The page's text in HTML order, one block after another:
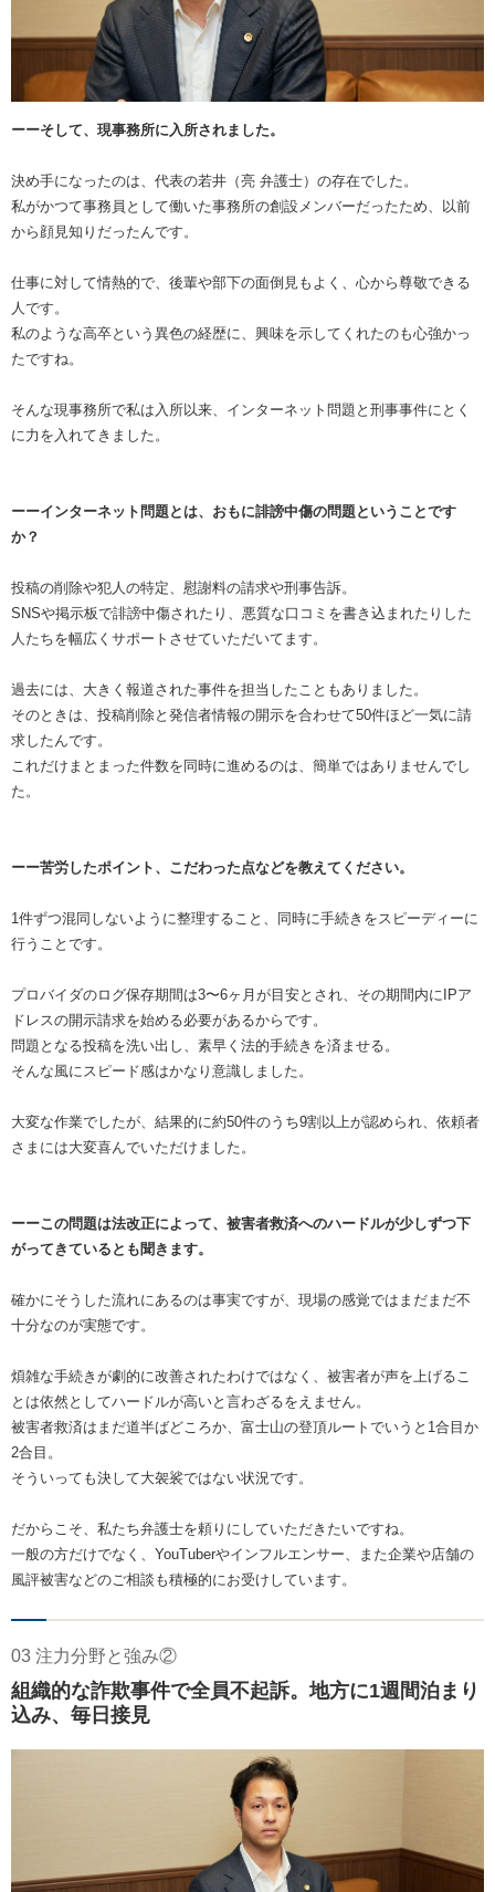
ーーそして、現事務所に入所されました。
決め手になったのは、代表の若井（亮 弁護士）の存在でした。
私がかつて事務員として働いた事務所の創設メンバーだったため、以前
から顔見知りだったんです。
仕事に対して情熱的で、後輩や部下の面倒見もよく、心から尊敬できる
人です。
私のような高卒という異色の経歴に、興味を示してくれたのも心強かっ
たですね。
そんな現事務所で私は入所以来、インターネット問題と刑事事件にとく
に力を入れてきました。
ーーインターネット問題とは、おもに誹謗中傷の問題ということです
か？
投稿の削除や犯人の特定、慰謝料の請求や刑事告訴。
SNSや掲示板で誹謗中傷されたり、悪質な口コミを書き込まれたりした
人たちを幅広くサポートさせていただいてます。
過去には、大きく報道された事件を担当したこともありました。
そのときは、投稿削除と発信者情報の開示を合わせて50件ほど一気に請
求したんです。
これだけまとまった件数を同時に進めるのは、簡単ではありませんでし
た。
ーー苦労したポイント、こだわった点などを教えてください。
1件ずつ混同しないように整理すること、同時に手続きをスピーディーに
行うことです。
プロバイダのログ保存期間は3〜6ヶ月が目安とされ、その期間内にIPア
ドレスの開示請求を始める必要があるからです。
問題となる投稿を洗い出し、素早く法的手続きを済ませる。
そんな風にスピード感はかなり意識しました。
大変な作業でしたが、結果的に約50件のうち9割以上が認められ、依頼者
さまには大変喜んでいただけました。
ーーこの問題は法改正によって、被害者救済へのハードルが少しずつ下
がってきているとも聞きます。
確かにそうした流れにあるのは事実ですが、現場の感覚ではまだまだ不
十分なのが実態です。
煩雑な手続きが劇的に改善されたわけではなく、被害者が声を上げるこ
とは依然としてハードルが高いと言わざるをえません。
被害者救済はまだ道半ばどころか、富士山の登頂ルートでいうと1合目か
2合目。
そういっても決して大袈裟ではない状況です。
だからこそ、私たち弁護士を頼りにしていただきたいですね。
一般の方だけでなく、YouTuberやインフルエンサー、また企業や店舗の
風評被害などのご相談も積極的にお受けしています。
03 注力分野と強み②
組織的な詐欺事件で全員不起訴。地方に1週間泊まり
込み、毎日接見